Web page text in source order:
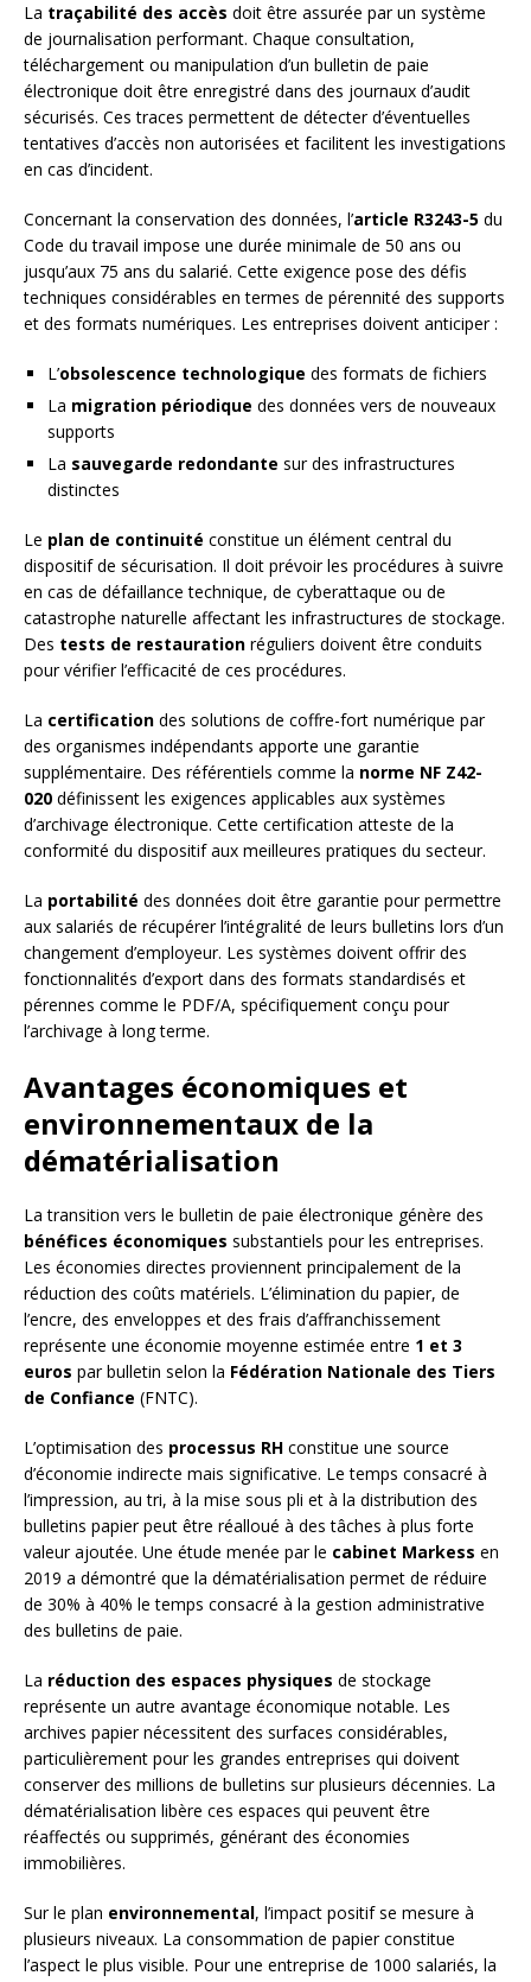
La traçabilité des accès doit être assurée par un système
de journalisation performant. Chaque consultation,
téléchargement ou manipulation d’un bulletin de paie
électronique doit être enregistré dans des journaux d’audit
sécurisés. Ces traces permettent de détecter d’éventuelles
tentatives d’accès non autorisées et facilitent les investigations
en cas d’incident.
Concernant la conservation des données, l’article R3243-5 du
Code du travail impose une durée minimale de 50 ans ou
jusqu’aux 75 ans du salarié. Cette exigence pose des défis
techniques considérables en termes de pérennité des supports
et des formats numériques. Les entreprises doivent anticiper :
L’obsolescence technologique des formats de fichiers
La migration périodique des données vers de nouveaux
supports
La sauvegarde redondante sur des infrastructures
distinctes
Le plan de continuité constitue un élément central du
dispositif de sécurisation. Il doit prévoir les procédures à suivre
en cas de défaillance technique, de cyberattaque ou de
catastrophe naturelle affectant les infrastructures de stockage.
Des tests de restauration réguliers doivent être conduits
pour vérifier l’efficacité de ces procédures.
La certification des solutions de coffre-fort numérique par
des organismes indépendants apporte une garantie
supplémentaire. Des référentiels comme la norme NF Z42-
020 définissent les exigences applicables aux systèmes
d’archivage électronique. Cette certification atteste de la
conformité du dispositif aux meilleures pratiques du secteur.
La portabilité des données doit être garantie pour permettre
aux salariés de récupérer l’intégralité de leurs bulletins lors d’un
changement d’employeur. Les systèmes doivent offrir des
fonctionnalités d’export dans des formats standardisés et
pérennes comme le PDF/A, spécifiquement conçu pour
l’archivage à long terme.
Avantages économiques et
environnementaux de la
dématérialisation
La transition vers le bulletin de paie électronique génère des
bénéfices économiques substantiels pour les entreprises.
Les économies directes proviennent principalement de la
réduction des coûts matériels. L’élimination du papier, de
l’encre, des enveloppes et des frais d’affranchissement
représente une économie moyenne estimée entre 1 et 3
euros par bulletin selon la Fédération Nationale des Tiers
de Confiance (FNTC).
L’optimisation des processus RH constitue une source
d’économie indirecte mais significative. Le temps consacré à
l’impression, au tri, à la mise sous pli et à la distribution des
bulletins papier peut être réalloué à des tâches à plus forte
valeur ajoutée. Une étude menée par le cabinet Markess en
2019 a démontré que la dématérialisation permet de réduire
de 30% à 40% le temps consacré à la gestion administrative
des bulletins de paie.
La réduction des espaces physiques de stockage
représente un autre avantage économique notable. Les
archives papier nécessitent des surfaces considérables,
particulièrement pour les grandes entreprises qui doivent
conserver des millions de bulletins sur plusieurs décennies. La
dématérialisation libère ces espaces qui peuvent être
réaffectés ou supprimés, générant des économies
immobilières.
Sur le plan environnemental, l’impact positif se mesure à
plusieurs niveaux. La consommation de papier constitue
l’aspect le plus visible. Pour une entreprise de 1000 salariés, la